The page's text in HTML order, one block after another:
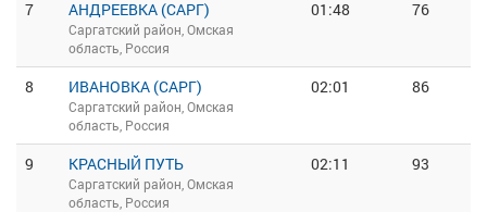
7 АНДРЕЕВКА (САРГ)
Саргатский район, Омская
область, Россия
01:48 76
8 ИВАНОВКА (САРГ)
Саргатский район, Омская
область, Россия
02:01 86
9 КРАСНЫЙ ПУТЬ
Саргатский район, Омская
область, Россия
02:11 93